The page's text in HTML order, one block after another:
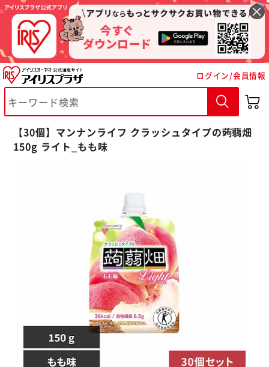
ログイン/会員情報
【30個】マンナンライフ クラッシュタイプの蒟蒻畑
150g ライト_もも味
※ご確認ください
カートに入れる 購入手続きへ